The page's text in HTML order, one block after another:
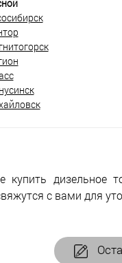
купить дизельное
с вами для